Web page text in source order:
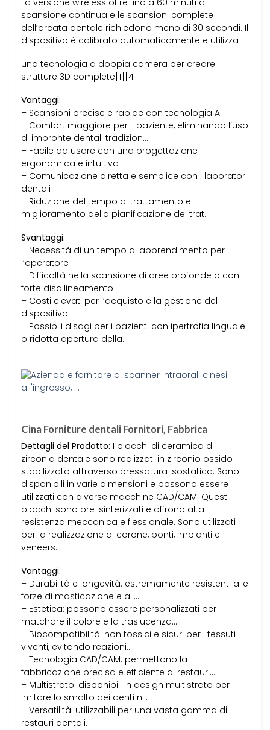
scansione continua e le scansioni complete
dell’arcata dentale richiedono meno di 30 secondi. Il
dispositivo è calibrato automaticamente e utilizza
una tecnologia a doppia camera per creare
strutture 3D complete[1][4]
Vantaggi:
– Scansioni precise e rapide con tecnologia AI
– Comfort maggiore per il paziente, eliminando l’uso
di impronte dentali tradizion…
– Facile da usare con una progettazione
ergonomica e intuitiva
– Comunicazione diretta e semplice con i laboratori
dentali
– Riduzione del tempo di trattamento e
miglioramento della pianificazione del trat…
Svantaggi:
– Necessità di un tempo di apprendimento per
l’operatore
– Difficoltà nella scansione di aree profonde o con
forte disallineamento
– Costi elevati per l’acquisto e la gestione del
dispositivo
– Possibili disagi per i pazienti con ipertrofia linguale
o ridotta apertura della…
Cina Forniture dentali Fornitori, Fabbrica
Dettagli del Prodotto: I blocchi di ceramica di
zirconia dentale sono realizzati in zirconio ossido
stabilizzato attraverso pressatura isostatica. Sono
disponibili in varie dimensioni e possono essere
utilizzati con diverse macchine CAD/CAM. Questi
blocchi sono pre-sinterizzati e offrono alta
resistenza meccanica e flessionale. Sono utilizzati
per la realizzazione di corone, ponti, impianti e
veneers.
Vantaggi:
– Durabilità e longevità: estremamente resistenti alle
forze di masticazione e all…
– Estetica: possono essere personalizzati per
matchare il colore e la traslucenza…
– Biocompatibilità: non tossici e sicuri per i tessuti
viventi, evitando reazioni…
– Tecnologia CAD/CAM: permettono la
fabbricazione precisa e efficiente di restauri…
– Multistrato: disponibili in design multistrato per
imitare lo smalto dei denti n…
– Versatilità: utilizzabili per una vasta gamma di
restauri dentali.